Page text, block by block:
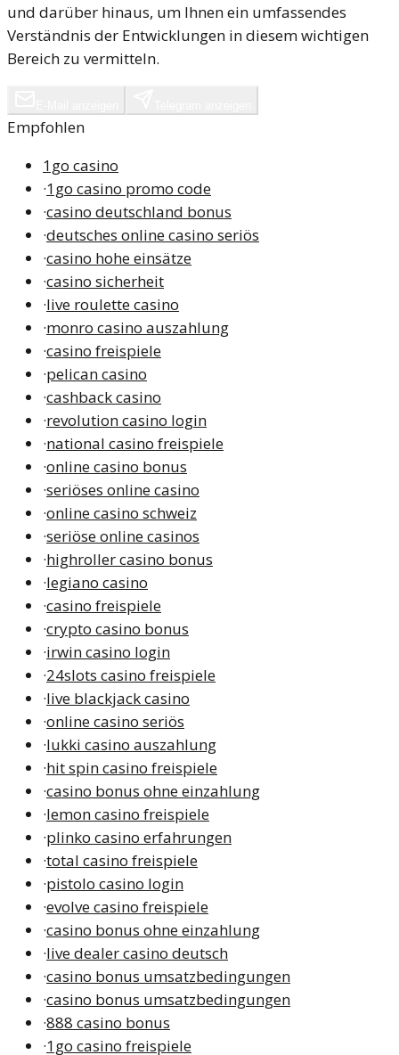
und darüber hinaus, um Ihnen ein umfassendes
Verständnis der Entwicklungen in diesem wichtigen
Bereich zu vermitteln.
Empfohlen
1go casino
·1go casino promo code
·casino deutschland bonus
·deutsches online casino seriös
·casino hohe einsätze
·casino sicherheit
·live roulette casino
·monro casino auszahlung
·casino freispiele
·pelican casino
·cashback casino
·revolution casino login
·national casino freispiele
·online casino bonus
·seriöses online casino
·online casino schweiz
·seriöse online casinos
·highroller casino bonus
·legiano casino
·casino freispiele
·crypto casino bonus
·irwin casino login
·24slots casino freispiele
·live blackjack casino
·online casino seriös
·lukki casino auszahlung
·hit spin casino freispiele
·casino bonus ohne einzahlung
·lemon casino freispiele
·plinko casino erfahrungen
·total casino freispiele
·pistolo casino login
·evolve casino freispiele
·casino bonus ohne einzahlung
·live dealer casino deutsch
·casino bonus umsatzbedingungen
·casino bonus umsatzbedingungen
·888 casino bonus
·1go casino freispiele